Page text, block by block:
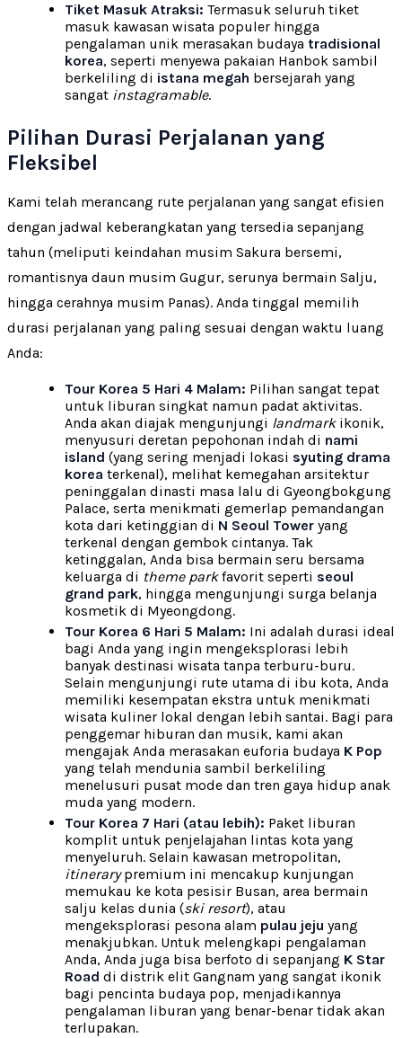
Tiket Masuk Atraksi: Termasuk seluruh tiket
masuk kawasan wisata populer hingga
pengalaman unik merasakan budaya tradisional
korea, seperti menyewa pakaian Hanbok sambil
berkeliling di istana megah bersejarah yang
sangat instagramable.
Pilihan Durasi Perjalanan yang
Fleksibel
Kami telah merancang rute perjalanan yang sangat efisien
dengan jadwal keberangkatan yang tersedia sepanjang
tahun (meliputi keindahan musim Sakura bersemi,
romantisnya daun musim Gugur, serunya bermain Salju,
hingga cerahnya musim Panas). Anda tinggal memilih
durasi perjalanan yang paling sesuai dengan waktu luang
Anda:
Tour Korea 5 Hari 4 Malam: Pilihan sangat tepat
untuk liburan singkat namun padat aktivitas.
Anda akan diajak mengunjungi landmarkikonik,
menyusuri deretan pepohonan indah di nami
island (yang sering menjadi lokasi syuting drama
korea terkenal), melihat kemegahan arsitektur
peninggalan dinasti masa lalu di Gyeongbokgung
Palace, serta menikmati gemerlap pemandangan
kota dari ketinggian di N Seoul Tower yang
terkenal dengan gembok cintanya. Tak
ketinggalan, Anda bisa bermain seru bersama
keluarga di theme parkfavorit seperti seoul
grand park, hingga mengunjungi surga belanja
kosmetik di Myeongdong.
Tour Korea 6 Hari 5 Malam: Ini adalah durasi ideal
bagi Anda yang ingin mengeksplorasi lebih
banyak destinasi wisata tanpa terburu-buru.
Selain mengunjungi rute utama di ibu kota, Anda
memiliki kesempatan ekstra untuk menikmati
wisata kuliner lokal dengan lebih santai. Bagi para
penggemar hiburan dan musik, kami akan
mengajak Anda merasakan euforia budaya K Pop
yang telah mendunia sambil berkeliling
menelusuri pusat mode dan tren gaya hidup anak
muda yang modern.
Tour Korea 7 Hari (atau lebih): Paket liburan
komplit untuk penjelajahan lintas kota yang
menyeluruh. Selain kawasan metropolitan,
itinerarypremium ini mencakup kunjungan
memukau ke kota pesisir Busan, area bermain
salju kelas dunia (ski resort), atau
mengeksplorasi pesona alam pulau jeju yang
menakjubkan. Untuk melengkapi pengalaman
Anda, Anda juga bisa berfoto di sepanjang K Star
Road di distrik elit Gangnam yang sangat ikonik
bagi pencinta budaya pop, menjadikannya
pengalaman liburan yang benar-benar tidak akan
terlupakan.